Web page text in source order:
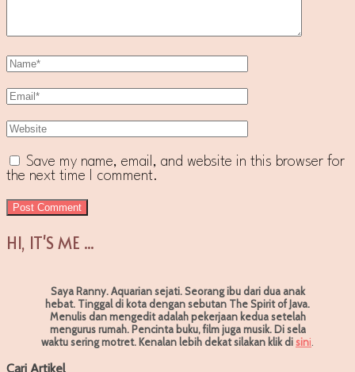
Save my name, email, and website in this browser for
the next time I comment.
HI, IT'S ME ...
Saya Ranny. Aquarian sejati. Seorang ibu dari dua anak
hebat. Tinggal di kota dengan sebutan The Spirit of Java.
Menulis dan mengedit adalah pekerjaan kedua setelah
mengurus rumah. Pencinta buku, film juga musik. Di sela
waktu sering motret. Kenalan lebih dekat silakan klik disini.
Cari Artikel